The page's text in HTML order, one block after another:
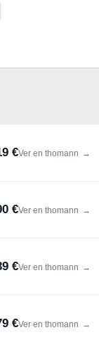
€Ver en thomann →
€Ver en thomann →
€Ver en thomann →
€Ver en thomann →